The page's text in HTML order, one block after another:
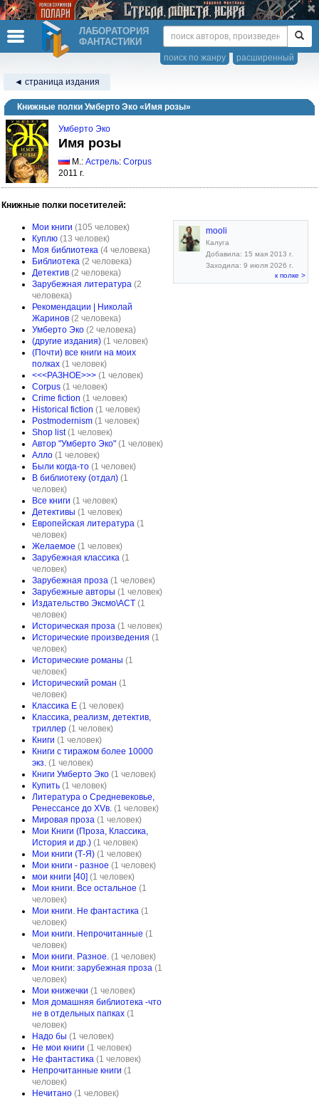
ЛАБОРАТОРИЯ
ФАНТАСТИКИ
расширенный
поиск по жанру
◄ страница издания
Книжные полки Умберто Эко «Имя розы»
Умберто Эко
Имя розы
М.: Астрель: Corpus
2011 г.
Книжные полки посетителей:
Мои книги (105 человек)
Куплю (13 человек)
Моя библиотека (4 человека)
Библиотека (2 человека)
Детектив (2 человека)
Зарубежная литература (2
человека)
Рекомендации | Николай
Жаринов (2 человека)
Умберто Эко (2 человека)
(другие издания) (1 человек)
(Почти) все книги на моих
полках (1 человек)
<<<РАЗНОЕ>>> (1 человек)
Corpus (1 человек)
Crime fiction (1 человек)
Historical fiction (1 человек)
Postmodernism (1 человек)
Shop list (1 человек)
Автор "Умберто Эко" (1 человек)
Алло (1 человек)
Были когда-то (1 человек)
В библиотеку (отдал) (1
человек)
Все книги (1 человек)
Детективы (1 человек)
Европейская литература (1
человек)
Желаемое (1 человек)
Зарубежная классика (1
человек)
Зарубежная проза (1 человек)
Зарубежные авторы (1 человек)
Издательство Эксмо\АСТ (1
человек)
Историческая проза (1 человек)
Исторические произведения (1
человек)
Исторические романы (1
человек)
Исторический роман (1
человек)
Классика E (1 человек)
Классика, реализм, детектив,
триллер (1 человек)
Книги (1 человек)
Книги с тиражом более 10000
экз. (1 человек)
Книги Умберто Эко (1 человек)
Купить (1 человек)
Литература о Средневековье,
Ренессансе до XVв. (1 человек)
Мировая проза (1 человек)
Мои Книги (Проза, Классика,
История и др.) (1 человек)
Мои книги (Т-Я) (1 человек)
Мои книги - разное (1 человек)
мои книги [40] (1 человек)
Мои книги. Все остальное (1
человек)
Мои книги. Не фантастика (1
человек)
Мои книги. Непрочитанные (1
человек)
Мои книги. Разное. (1 человек)
Мои книги: зарубежная проза (1
человек)
Мои книжечки (1 человек)
Моя домашняя библиотека -что
не в отдельных папках (1
человек)
Надо бы (1 человек)
Не мои книги (1 человек)
Не фантастика (1 человек)
Непрочитанные книги (1
человек)
Нечитано (1 человек)
mooli
Калуга
Добавила: 15 мая 2013 г.
Заходила: 9 июля 2026 г.
к полке >